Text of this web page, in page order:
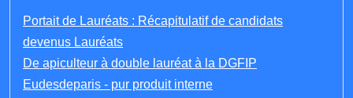
Portait de Lauréats : Récapitulatif de candidats
devenus Lauréats
De apiculteur à double lauréat à la DGFIP
Eudesdeparis - pur produit interne